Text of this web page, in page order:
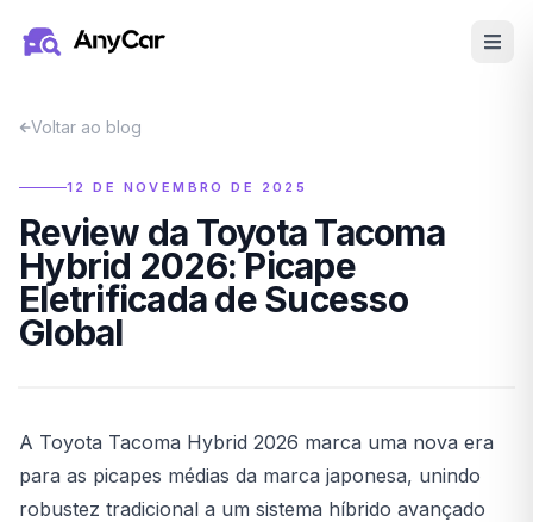
Voltar ao blog
12 DE NOVEMBRO DE 2025
Review da Toyota Tacoma
Hybrid 2026: Picape
Eletrificada de Sucesso
Global
A Toyota Tacoma Hybrid 2026 marca uma nova era
para as picapes médias da marca japonesa, unindo
robustez tradicional a um sistema híbrido avançado